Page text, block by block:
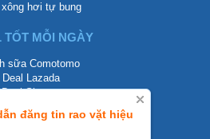
đăng tin rao vặt hiệu
xông hơi tự bung
TỐT MỖI NGÀY
sữa Comotomo
Deal Lazada
Deal Shopee
LIÊN HỆ